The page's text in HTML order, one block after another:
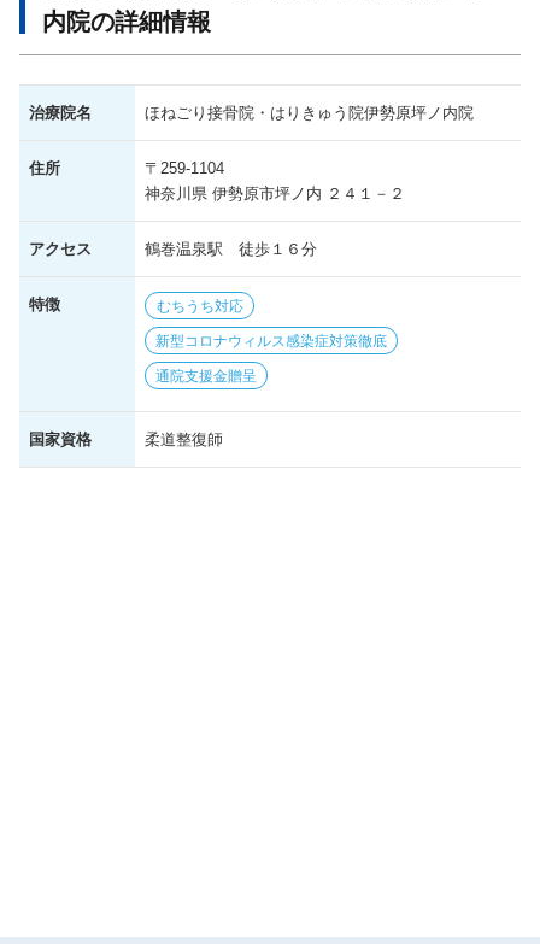
内院の詳細情報
治療院名 ほねごり接骨院・はりきゅう院伊勢原坪ノ内院
住所
〒259-1104
神奈川県 伊勢原市坪ノ内 ２４１－２
アクセス 鶴巻温泉駅 徒歩１６分
特徴 むちうち対応
新型コロナウィルス感染症対策徹底
通院支援金贈呈
国家資格 柔道整復師